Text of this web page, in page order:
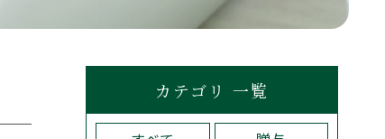
税理士紹介
カテゴリ 一覧